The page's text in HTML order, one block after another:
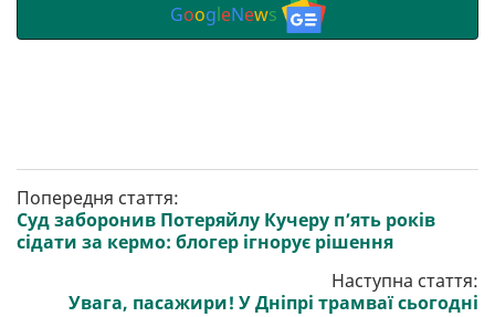
GoogleNews
Попередня стаття:
Суд заборонив Потеряйлу Кучеру п’ять років
сідати за кермо: блогер ігнорує рішення
Наступна стаття:
Увага, пасажири! У Дніпрі трамваї сьогодні